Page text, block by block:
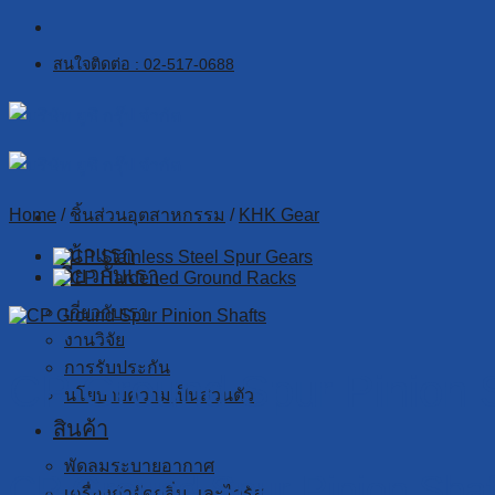
Skip
contentสนใจติดต่อ : 02-517-0688
หน้าแรก
เกี่ยวกับเรา
เกี่ยวกับเรา
งานวิจัย
การรับประกัน
นโยบายความเป็นส่วนตัว
สินค้า
พัดลมระบายอากาศ
Home / ชิ้นส่วนอุตสาหกรรม / KHK Gear
CP Ground Spur Pinion